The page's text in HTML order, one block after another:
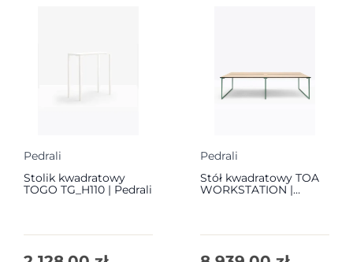
Pedrali
Stolik kwadratowy
TOGO TG_H110 | Pedrali
Pedrali
Stół kwadratowy TOA
WORKSTATION |